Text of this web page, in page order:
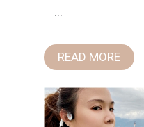
...
READ MORE